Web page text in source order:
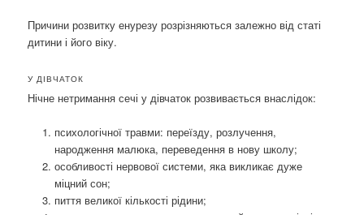
Причини розвитку енурезу розрізняються залежно від статі
дитини і його віку.
У ДІВЧАТОК
Нічне нетримання сечі у дівчаток розвивається внаслідок:
психологічної травми: переїзду, розлучення,
народження малюка, переведення в нову школу;
особливості нервової системи, яка викликає дуже
міцний сон;
пиття великої кількості рідини;